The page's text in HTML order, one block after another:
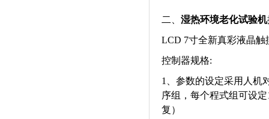
二、 湿热环境老化试验机
LCD 7寸全新真彩液晶触
控制器规格:
1、参数的设定采用人机
序组，每个程式组可设
复）